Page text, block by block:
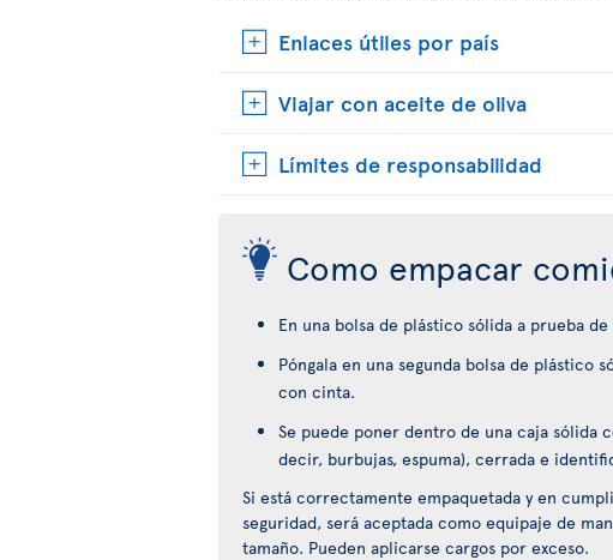
Enlaces útiles por país
Viajar con aceite de oliva
Límites de responsabilidad
Como empacar
En una bolsa de plástico sólida a prueba
Póngala en una segunda bolsa de plástico
con cinta.
Se puede poner dentro de una caja
decir, burbujas, espuma), cerrada e
Si está correctamente empaquetada y en
seguridad, será aceptada como equipaje de
tamaño. Pueden aplicarse cargos por exceso.